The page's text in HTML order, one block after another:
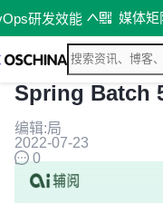
研发效能 媒体矩
Spring Batch
编辑:局
2022-07-23
0